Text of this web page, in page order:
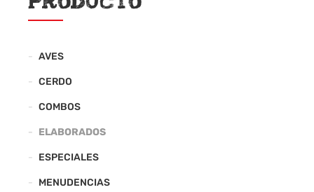
producto
AVES
CERDO
COMBOS
ELABORADOS
ESPECIALES
MENUDENCIAS